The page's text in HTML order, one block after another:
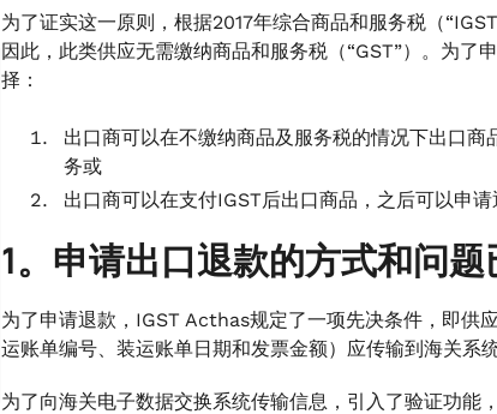
为了证实这一原则，根据2017年综合商品和服务税（
因此，此类供应无需缴纳商品和服务税（“GST”）。为了
择：
出口商可以在不缴纳商品及服务税的情况下出口
务或
出口商可以在支付IGST后出口商品，之后可以申请
1。申请出口退款的方式和问题
为了申请退款，IGST Acthas规定了一项先决条件，即供
运账单编号、装运账单日期和发票金额）应传输到海关系
为了向海关电子数据交换系统传输信息，引入了验证功能